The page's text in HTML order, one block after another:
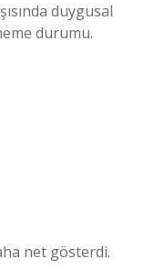
duygusal
durumu.
net gösterdi.